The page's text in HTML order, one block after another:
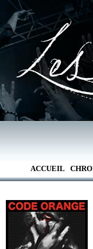
ACCUEIL